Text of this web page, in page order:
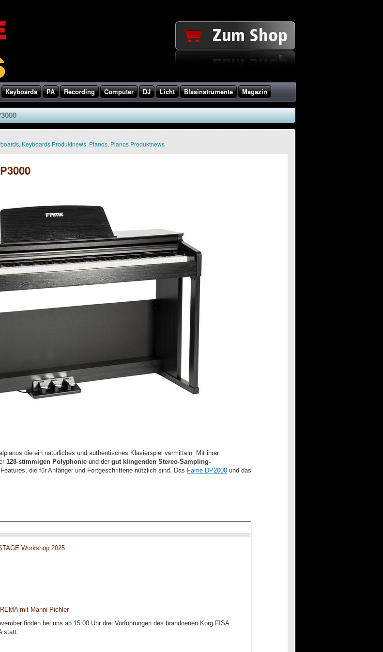
Keyboards PA Recording Computer DJ Licht Blasinstrumente Magazin
, Keyboards Produktnews, Pianos, Pianos Produktnews
die ein natürliches und authentisches Klavierspiel vermitteln. Mit ihrer
128-stimmigen Polyphonie und der gut klingenden Stereo-Sampling-
die für Anfänger und Fortgeschrittene nützlich sind. Das Fame DP2000 und das
Workshop 2025
mit Manni Pichler
finden bei uns ab 15:00 Uhr drei Vorführungen des brandneuen Korg FISA
statt.